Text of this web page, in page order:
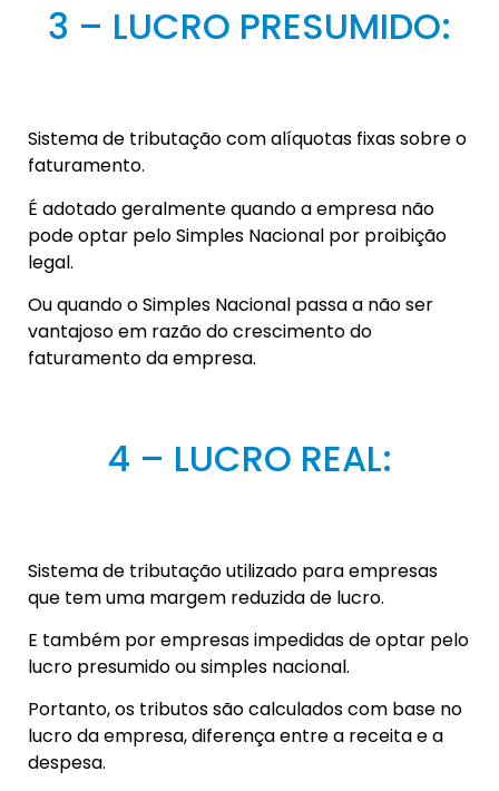
3 – LUCRO PRESUMIDO:
Sistema de tributação com alíquotas fixas sobre o
faturamento.
É adotado geralmente quando a empresa não
pode optar pelo Simples Nacional por proibição
legal.
Ou quando o Simples Nacional passa a não ser
vantajoso em razão do crescimento do
faturamento da empresa.
4 – LUCRO REAL:
Sistema de tributação utilizado para empresas
que tem uma margem reduzida de lucro.
E também por empresas impedidas de optar pelo
lucro presumido ou simples nacional.
Portanto, os tributos são calculados com base no
lucro da empresa, diferença entre a receita e a
despesa.